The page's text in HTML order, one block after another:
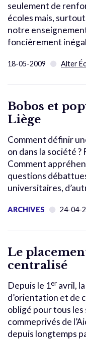
seulement de
écoles mais,
notre
foncièrement
18-05-2009 Alter
Bobos et
Liège
Comment définir
on dans la société ?
Comment
questions
universitaires,
ARCHIVES 24-04-
Le
centralisé
Depuis le 1er avril,
d’orientation et de
obligé pour tous
commeprivés de
depuis longtemps